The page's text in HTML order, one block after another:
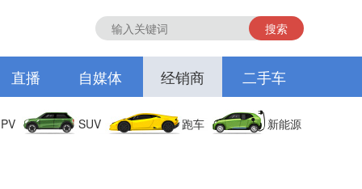
搜索
直播 自媒体 经销商 二手车
SUV 跑车 新能源